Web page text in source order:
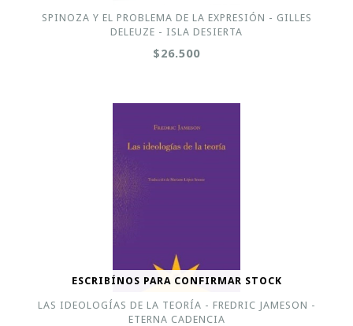
SPINOZA Y EL PROBLEMA DE LA EXPRESIÓN - GILLES
DELEUZE - ISLA DESIERTA
$26.500
ESCRIBÍNOS PARA CONFIRMAR STOCK
LAS IDEOLOGÍAS DE LA TEORÍA - FREDRIC JAMESON -
ETERNA CADENCIA